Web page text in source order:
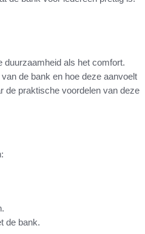
duurzaamheid als het comfort.
de bank en hoe deze aanvoelt
de praktische voordelen van deze
de bank.